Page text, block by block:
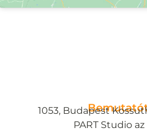
1053, Budapest
PART Studio